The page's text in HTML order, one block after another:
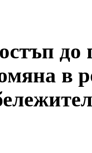
до
в